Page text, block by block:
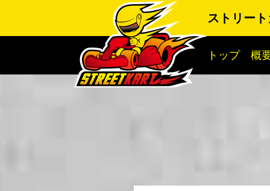
ストリー
トップ 概